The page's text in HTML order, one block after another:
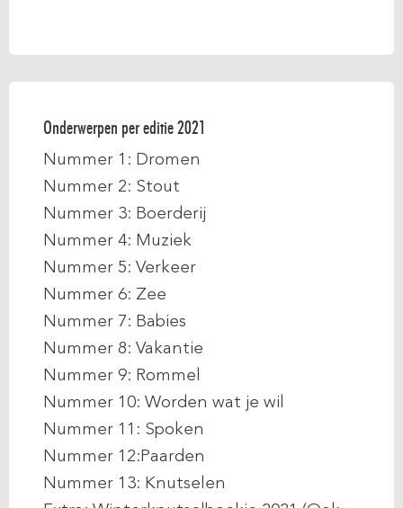
Onderwerpen per editie 2021
Nummer 1: Dromen
Nummer 2: Stout
Nummer 3: Boerderij
Nummer 4: Muziek
Nummer 5: Verkeer
Nummer 6: Zee
Nummer 7: Babies
Nummer 8: Vakantie
Nummer 9: Rommel
Nummer 10: Worden wat je wil
Nummer 11: Spoken
Nummer 12:Paarden
Nummer 13: Knutselen